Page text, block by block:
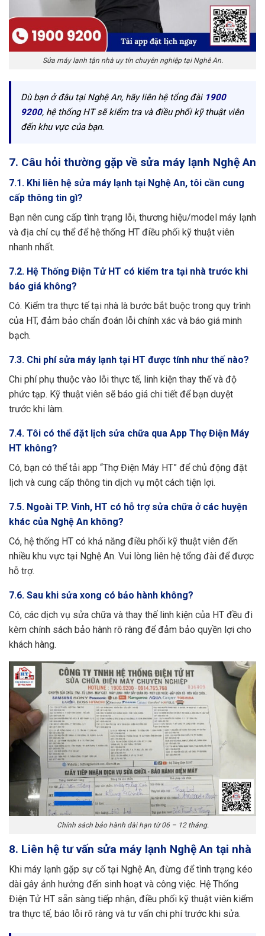
Sửa máy lạnh tận nhà uy tín chuyên nghiệp tại Nghê An.
Dù bạn ở đâu tại Nghệ An, hãy liên hệ tổng đài 1900
9200, hệ thống HT sẽ kiểm tra và điều phối kỹ thuật viên
đến khu vực của bạn.
7. Câu hỏi thường gặp về sửa máy lạnh Nghệ An
7.1. Khi liên hệ sửa máy lạnh tại Nghệ An, tôi cần cung
cấp thông tin gì?
Bạn nên cung cấp tình trạng lỗi, thương hiệu/model máy lạnh
và địa chỉ cụ thể để hệ thống HT điều phối kỹ thuật viên
nhanh nhất.
7.2. Hệ Thống Điện Tử HT có kiểm tra tại nhà trước khi
báo giá không?
Có. Kiểm tra thực tế tại nhà là bước bắt buộc trong quy trình
của HT, đảm bảo chẩn đoán lỗi chính xác và báo giá minh
bạch.
7.3. Chi phí sửa máy lạnh tại HT được tính như thế nào?
Chi phí phụ thuộc vào lỗi thực tế, linh kiện thay thế và độ
phức tạp. Kỹ thuật viên sẽ báo giá chi tiết để bạn duyệt
trước khi làm.
7.4. Tôi có thể đặt lịch sửa chữa qua App Thợ Điện Máy
HT không?
Có, bạn có thể tải app “Thợ Điện Máy HT” để chủ động đặt
lịch và cung cấp thông tin dịch vụ một cách tiện lợi.
7.5. Ngoài TP. Vinh, HT có hỗ trợ sửa chữa ở các huyện
khác của Nghệ An không?
Có, hệ thống HT có khả năng điều phối kỹ thuật viên đến
nhiều khu vực tại Nghệ An. Vui lòng liên hệ tổng đài để được
hỗ trợ.
7.6. Sau khi sửa xong có bảo hành không?
Có, các dịch vụ sửa chữa và thay thế linh kiện của HT đều đi
kèm chính sách bảo hành rõ ràng để đảm bảo quyền lợi cho
khách hàng.
Chính sách bảo hành dài hạn từ 06 – 12 tháng.
8. Liên hệ tư vấn sửa máy lạnh Nghệ An tại nhà
Khi máy lạnh gặp sự cố tại Nghệ An, đừng để tình trạng kéo
dài gây ảnh hưởng đến sinh hoạt và công việc. Hệ Thống
Điện Tử HT sẵn sàng tiếp nhận, điều phối kỹ thuật viên kiểm
tra thực tế, báo lỗi rõ ràng và tư vấn chi phí trước khi sửa.